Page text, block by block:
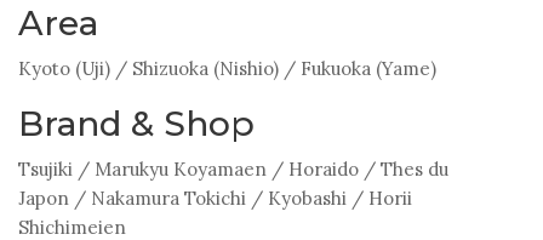
Area
Kyoto (Uji) / Shizuoka (Nishio) / Fukuoka (Yame)
Brand & Shop
Tsujiki / Marukyu Koyamaen / Horaido / Thes du
Japon / Nakamura Tokichi / Kyobashi / Horii
Shichimeien